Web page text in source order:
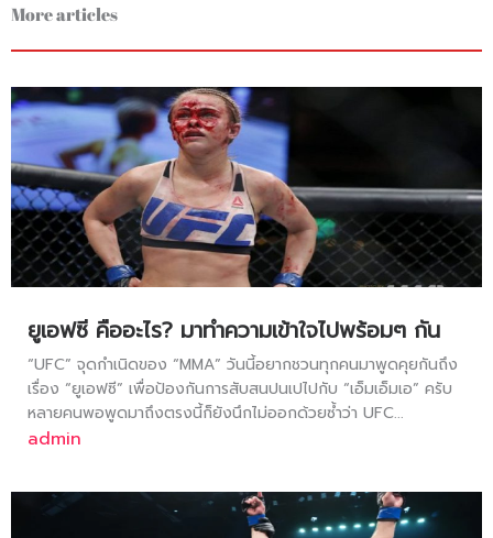
More articles
ยูเอฟซี คืออะไร? มาทำความเข้าใจไปพร้อมๆ กัน
“UFC” จุดกำเนิดของ “MMA” วันนี้อยากชวนทุกคนมาพูดคุยกันถึง
เรื่อง “ยูเอฟซี” เพื่อป้องกันการสับสนปนเปไปกับ “เอ็มเอ็มเอ” ครับ
หลายคนพอพูดมาถึงตรงนี้ก็ยังนึกไม่ออกด้วยซ้ำว่า UFC...
admin